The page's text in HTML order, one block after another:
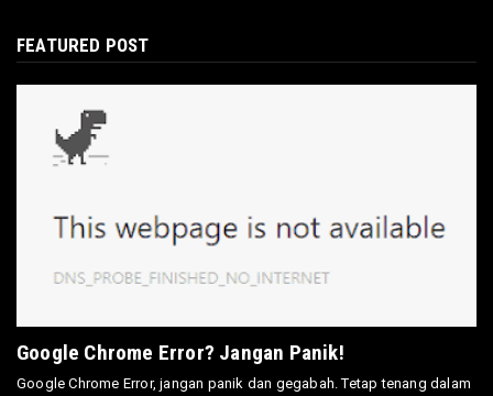
FEATURED POST
Google Chrome Error? Jangan Panik!
Google Chrome Error, jangan panik dan gegabah. Tetap tenang dalam